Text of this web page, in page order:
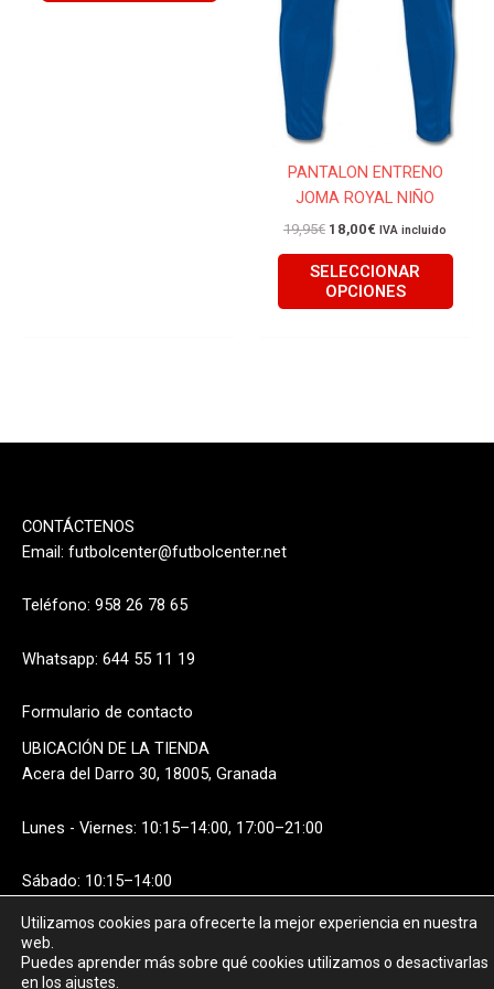
producto
PANTALON ENTRENO
JOMA ROYAL NIÑO
19,95€ 18,00€ IVA incluido
SELECCIONAR
OPCIONES
de
CONTÁCTENOS
Email: futbolcenter@futbolcenter.net
Teléfono: 958 26 78 65
Whatsapp: 644 55 11 19
Formulario de contacto
UBICACIÓN DE LA TIENDA
Acera del Darro 30, 18005, Granada
Lunes - Viernes: 10:15–14:00, 17:00–21:00
Sábado: 10:15–14:00
Utilizamos cookies para ofrecerte la mejor experiencia en nuestra
web.
Puedes aprender más sobre qué cookies utilizamos o desactivarlas
en los ajustes.